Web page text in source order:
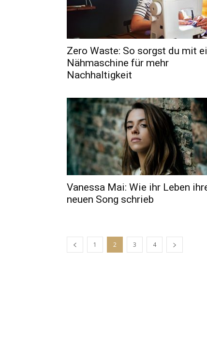
Zero Waste: So sorgst du mit
Nähmaschine für mehr
Nachhaltigkeit
Vanessa Mai: Wie ihr Leben
neuen Song schrieb
1 2 3 4